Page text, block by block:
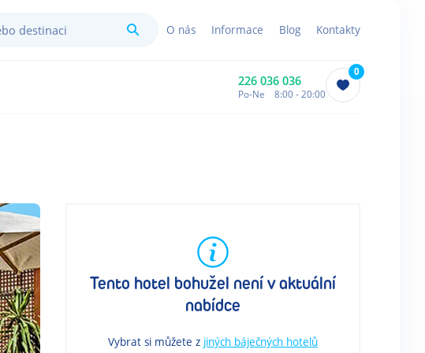
HledatO nás Informace Blog Kontakty
226 036 036
Po-Ne 8:00 - 20:00
0
Tento hotel bohužel není v aktuální
nabídce
Vybrat si můžete z jiných báječných hotelů